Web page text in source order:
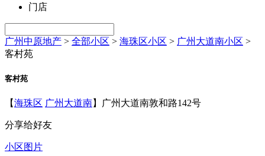
门店
广州中原地产 > 全部小区 > 海珠区小区 > 广州大道南小区 >
客村苑
客村苑
【海珠区 广州大道南】广州大道南敦和路142号
分享给好友
小区图片